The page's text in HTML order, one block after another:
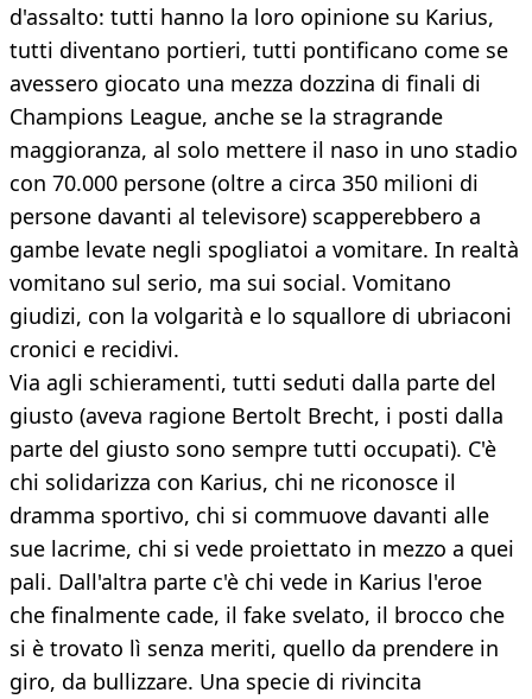
d'assalto: tutti hanno la loro opinione su Karius,
tutti diventano portieri, tutti pontificano come se
avessero giocato una mezza dozzina di finali di
Champions League, anche se la stragrande
maggioranza, al solo mettere il naso in uno stadio
con 70.000 persone (oltre a circa 350 milioni di
persone davanti al televisore) scapperebbero a
gambe levate negli spogliatoi a vomitare. In realtà
vomitano sul serio, ma sui social. Vomitano
giudizi, con la volgarità e lo squallore di ubriaconi
cronici e recidivi.
Via agli schieramenti, tutti seduti dalla parte del
giusto (aveva ragione Bertolt Brecht, i posti dalla
parte del giusto sono sempre tutti occupati). C'è
chi solidarizza con Karius, chi ne riconosce il
dramma sportivo, chi si commuove davanti alle
sue lacrime, chi si vede proiettato in mezzo a quei
pali. Dall'altra parte c'è chi vede in Karius l'eroe
che finalmente cade, il fake svelato, il brocco che
si è trovato lì senza meriti, quello da prendere in
giro, da bullizzare. Una specie di rivincita